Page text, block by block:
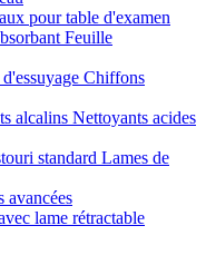
pour table d'examen
Feuille
Chiffons
alcalins Nettoyants acides
standard Lames de
avancées
lame rétractable